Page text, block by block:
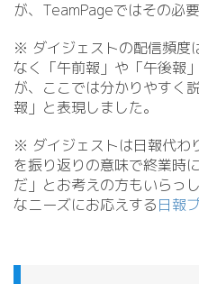
が、TeamPageではその必
※ ダイジェストの配信頻度
なく「午前報」や「午後報
が、ここでは分かりやすく
報」と表現しました。
※ ダイジェストは日報代わ
を振り返りの意味で終業時
だ」とお考えの方もいらっ
なニーズにお応えする日報